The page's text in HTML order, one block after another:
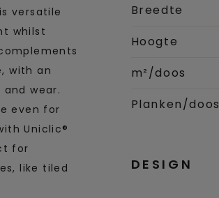
versatile
whilst
with an
wear.
even for
Uniclic®
for
like tiled
Breedte
Hoogte
m²/doos
Planken/doos
DESIGN